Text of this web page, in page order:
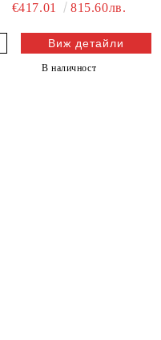
€417.01
815.60лв.
Виж детайли
В наличност